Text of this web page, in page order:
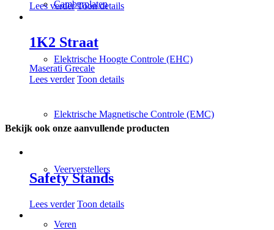
Camberplaten
Elektrische Hoogte Controle (EHC)
Elektrische Magnetische Controle (EMC)
Veerverstellers
Veren
Lees verder Toon details
1K2 Straat
Maserati Grecale
Lees verder Toon details
Bekijk ook onze aanvullende producten
Safety Stands
Lees verder Toon details